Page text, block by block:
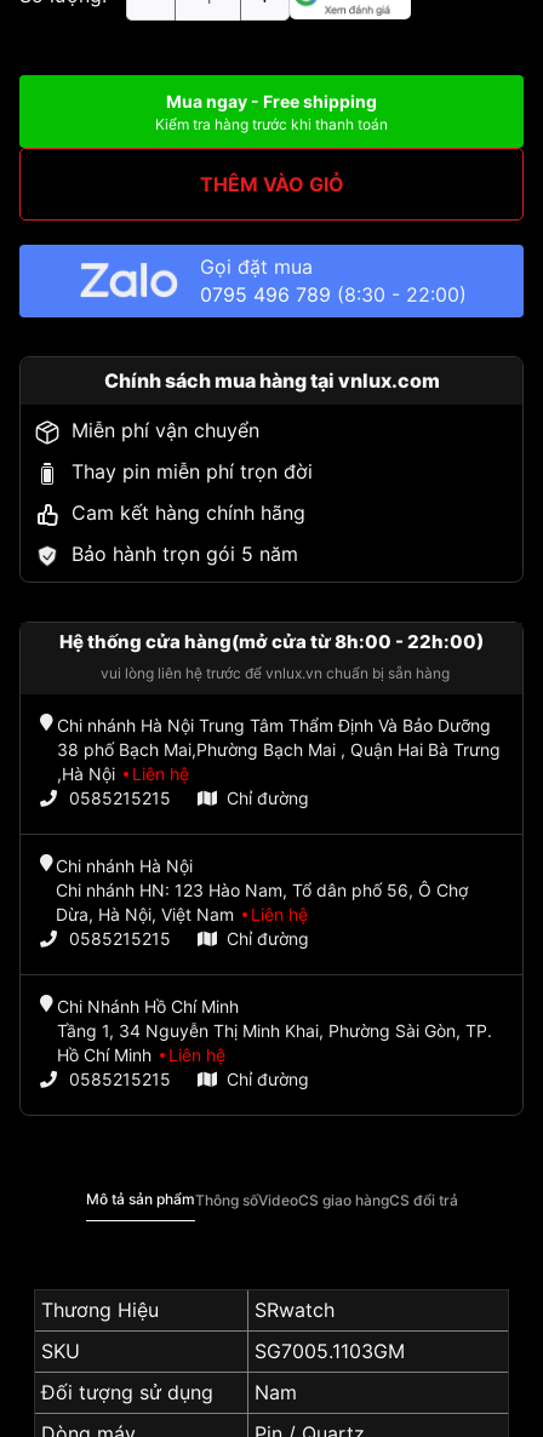
Mua ngay - Free shipping
Kiểm tra hàng trước khi thanh toán
THÊM VÀO GIỎ
Gọi đặt mua
0795 496 789 (8:30 - 22:00)
Chính sách mua hàng tại vnlux.com
Miễn phí vận chuyển
Thay pin miễn phí trọn đời
Cam kết hàng chính hãng
Bảo hành trọn gói 5 năm
Hệ thống cửa hàng(mở cửa từ 8h:00 - 22h:00)
vui lòng liên hệ trước để vnlux.vn chuẩn bị sẵn hàng
Chi nhánh Hà Nội Trung Tâm Thẩm Định Và Bảo Dưỡng
38 phố Bạch Mai,Phường Bạch Mai , Quận Hai Bà Trưng
,Hà Nội
Liên hệ
0585215215
Chỉ đường
Chi nhánh Hà Nội
Chi nhánh HN: 123 Hào Nam, Tổ dân phố 56, Ô Chợ
Dừa, Hà Nội, Việt Nam
Liên hệ
0585215215
Chỉ đường
Chi Nhánh Hồ Chí Minh
Tầng 1, 34 Nguyễn Thị Minh Khai, Phường Sài Gòn, TP.
Hồ Chí Minh
Liên hệ
0585215215
Chỉ đường
Mô tả sản phẩmThông sốVideoCS giao hàngCS đổi trả
Thương Hiệu
SRwatch
SKU
SG7005.1103GM
Đối tượng sử dụng
Nam